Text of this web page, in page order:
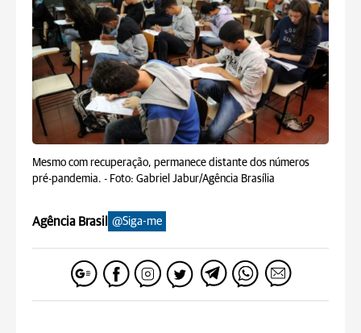
Mesmo com recuperação, permanece distante dos números
pré-pandemia. - Foto: Gabriel Jabur/Agência Brasília
Agência Brasil @Siga-me